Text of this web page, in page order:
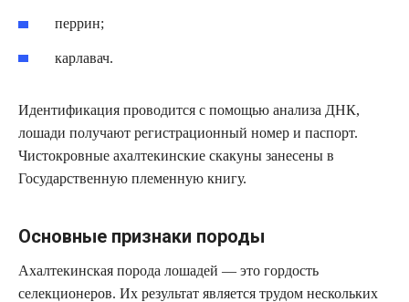
перрин;
карлавач.
Идентификация проводится с помощью анализа ДНК,
лошади получают регистрационный номер и паспорт.
Чистокровные ахалтекинские скакуны занесены в
Государственную племенную книгу.
Основные признаки породы
Ахалтекинская порода лошадей — это гордость
селекционеров. Их результат является трудом нескольких